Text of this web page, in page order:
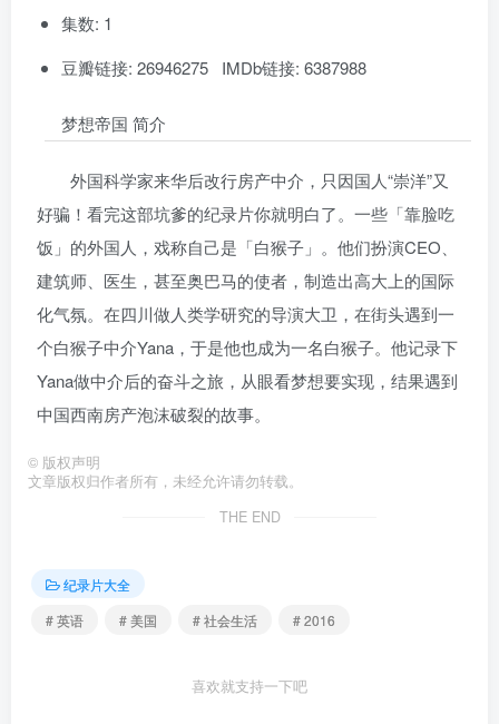
集数: 1
豆瓣链接: 26946275 IMDb链接: 6387988
梦想帝国 简介
外国科学家来华后改行房产中介，只因国人“崇洋”又
好骗！看完这部坑爹的纪录片你就明白了。一些「靠脸吃
饭」的外国人，戏称自己是「白猴子」。他们扮演CEO、
建筑师、医生，甚至奥巴马的使者，制造出高大上的国际
化气氛。在四川做人类学研究的导演大卫，在街头遇到一
个白猴子中介Yana，于是他也成为一名白猴子。他记录下
Yana做中介后的奋斗之旅，从眼看梦想要实现，结果遇到
中国西南房产泡沫破裂的故事。
© 版权声明
文章版权归作者所有，未经允许请勿转载。
THE END
纪录片大全
# 英语
# 美国 # 社会生活 # 2016
喜欢就支持一下吧